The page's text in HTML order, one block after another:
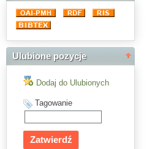
Ulubione pozycje
Dodaj do Ulubionych
Tagowanie